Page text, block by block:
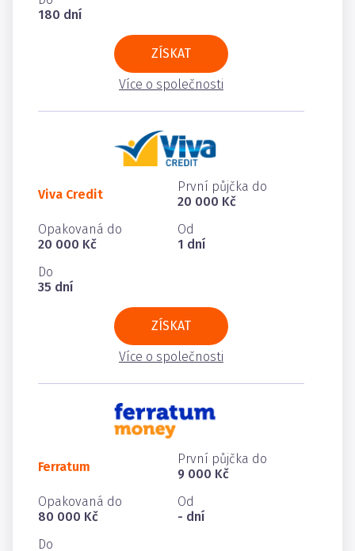
180 dní
ZÍSKAT
Více o společnosti
Viva Credit
První půjčka do
20 000 Kč
Opakovaná do
20 000 Kč
Od
1 dní
Do
35 dní
ZÍSKAT
Více o společnosti
Ferratum
První půjčka do
9 000 Kč
Opakovaná do
80 000 Kč
Od
- dní
Do